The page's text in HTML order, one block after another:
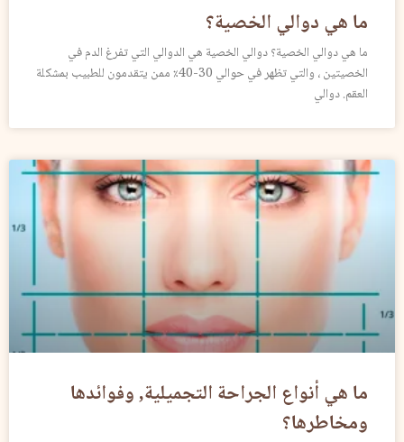
ما هي دوالي الخصية؟
ما هي دوالي الخصية؟ دوالي الخصية هي الدوالي التي تفرغ الدم في
الخصيتين ، والتي تظهر في حوالي 30-40٪ ممن يتقدمون للطبيب بمشكلة
العقم. دوالي
ما هي أنواع الجراحة التجميلية, وفوائدها
ومخاطرها؟